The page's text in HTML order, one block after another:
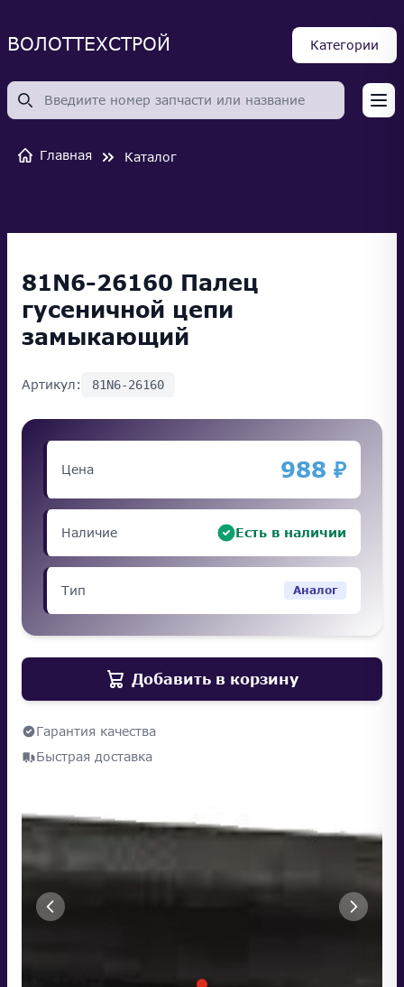
ВОЛОТТЕХСТРОЙ Категории
Главная Каталог
81N6-26160 Палец
гусеничной цепи
замыкающий
Артикул: 81N6-26160
Цена 988 ₽
Наличие Есть в наличии
Тип Аналог
Добавить в корзину
Гарантия качества
Быстрая доставка